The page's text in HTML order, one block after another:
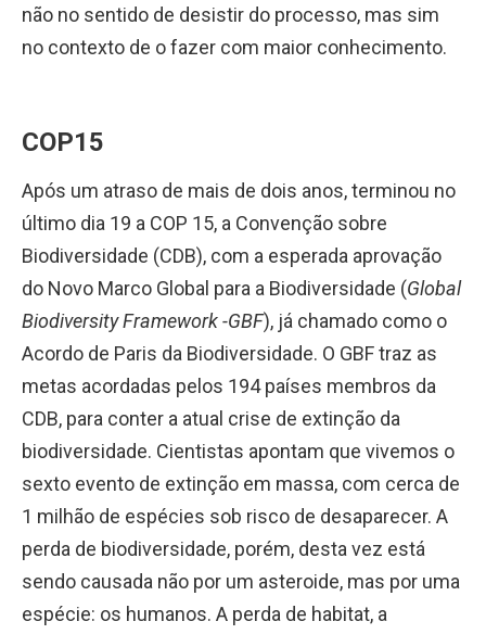
não no sentido de desistir do processo, mas sim
no contexto de o fazer com maior conhecimento.
COP15
Após um atraso de mais de dois anos, terminou no
último dia 19 a COP 15, a Convenção sobre
Biodiversidade (CDB), com a esperada aprovação
do Novo Marco Global para a Biodiversidade (Global
Biodiversity Framework -GBF), já chamado como o
Acordo de Paris da Biodiversidade. O GBF traz as
metas acordadas pelos 194 países membros da
CDB, para conter a atual crise de extinção da
biodiversidade. Cientistas apontam que vivemos o
sexto evento de extinção em massa, com cerca de
1 milhão de espécies sob risco de desaparecer. A
perda de biodiversidade, porém, desta vez está
sendo causada não por um asteroide, mas por uma
espécie: os humanos. A perda de habitat, a